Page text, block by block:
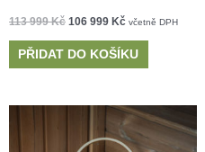
113 999Kč 106 999 Kč včetně DPH
PŘIDAT DO KOŠÍKU